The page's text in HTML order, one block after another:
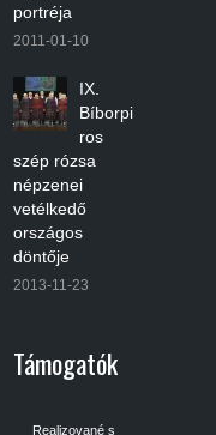
portréja
2011-01-10
IX.
Bíborpi
ros
szép rózsa
népzenei
vetélkedő
országos
döntője
2013-11-23
Támogatók
Realizované s